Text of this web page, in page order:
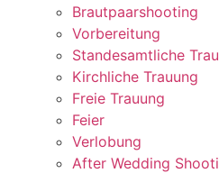
Brautpaarshooting
Vorbereitung
Standesamtliche
Kirchliche Trauung
Freie Trauung
Feier
Verlobung
After Wedding